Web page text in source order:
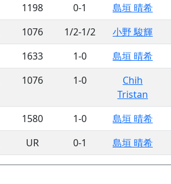
1198 0-1
島垣 晴希
1076 1/2-1/2
小野 駿輝
1633 1-0
島垣 晴希
1076 1-0
Chih
Tristan
1580 1-0
島垣 晴希
UR 0-1 島垣 晴希